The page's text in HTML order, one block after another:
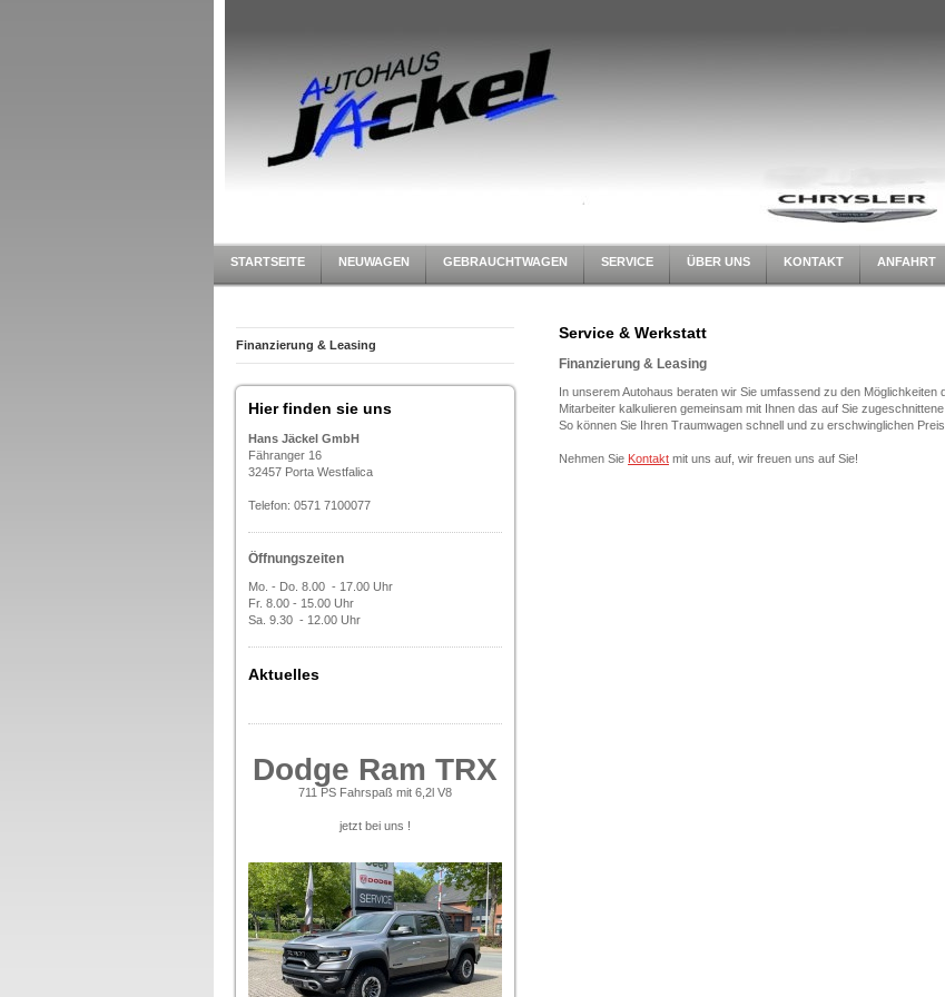
STARTSEITE NEUWAGEN GEBRAUCHTWAGEN SERVICE ÜBER UNS KONTAKT ANFAHRT
Finanzierung & Leasing
Hier finden sie uns
Hans Jäckel GmbH
Fähranger 16
32457 Porta Westfalica
Telefon: 0571 7100077
Öffnungszeiten
Mo. - Do. 8.00 - 17.00 Uhr
Fr. 8.00 - 15.00 Uhr
Sa. 9.30 - 12.00 Uhr
Aktuelles
Dodge Ram TRX
711 PS Fahrspaß mit 6,2l V8
jetzt bei uns !
Service & Werkstatt
Finanzierung & Leasing
In unserem Autohaus beraten wir Sie umfassend zu den
Mitarbeiter kalkulieren gemeinsam mit Ihnen das auf Sie
So können Sie Ihren Traumwagen schnell und zu erschwinglichen
Nehmen Sie Kontakt mit uns auf, wir freuen uns auf Sie!